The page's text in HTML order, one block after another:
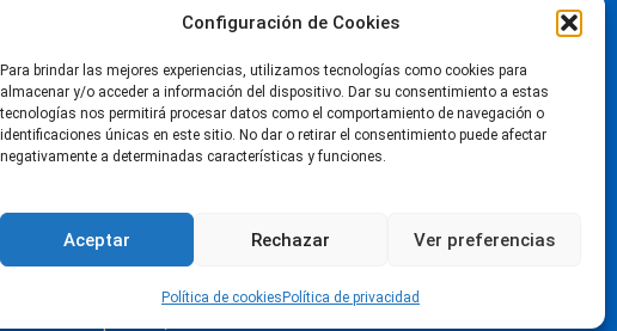
Configuración de Cookies
Para brindar las mejores experiencias, utilizamos tecnologías como cookies para
almacenar y/o acceder a información del dispositivo. Dar su consentimiento a estas
tecnologías nos permitirá procesar datos como el comportamiento de navegación o
identificaciones únicas en este sitio. No dar o retirar el consentimiento puede afectar
negativamente a determinadas características y funciones.
Aceptar Rechazar Ver preferencias
Política de cookies Política de privacidad
He leído y acepto laspolíticas de
privacidad
Declaración de accesibilidad
LinkedIn